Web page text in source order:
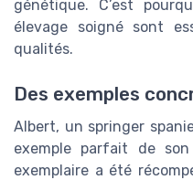
génétique. C’est
élevage soigné sont
qualités.
Des exemples
Albert, un springer
exemple parfait de
exemplaire a été